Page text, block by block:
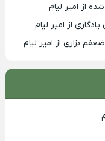
از امیر لیام
از امیر لیام
بزاری از امیر لیام